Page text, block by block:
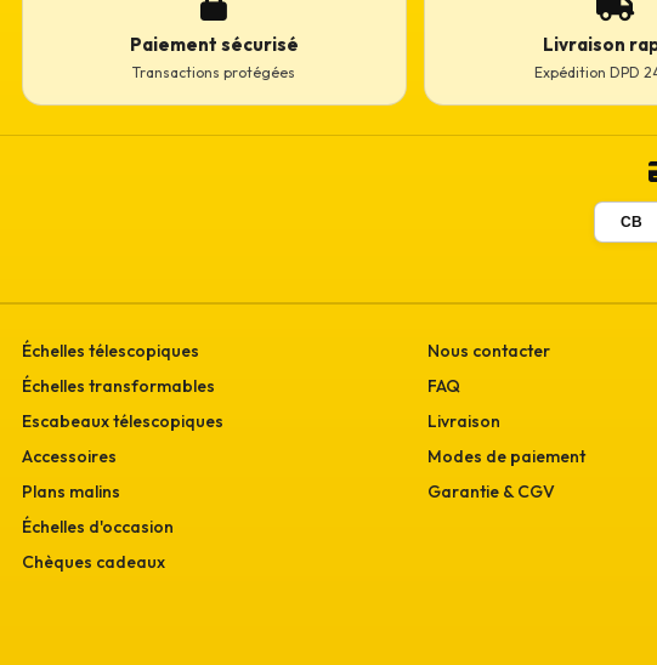
Paiement sécurisé
Transactions protégées
Livraison
Expédition DPD
CB
Échelles télescopiques
Échelles transformables
Escabeaux télescopiques
Accessoires
Plans malins
Échelles d'occasion
Chèques cadeaux
Nous contacter
FAQ
Livraison
Modes de paiement
Garantie & CGV